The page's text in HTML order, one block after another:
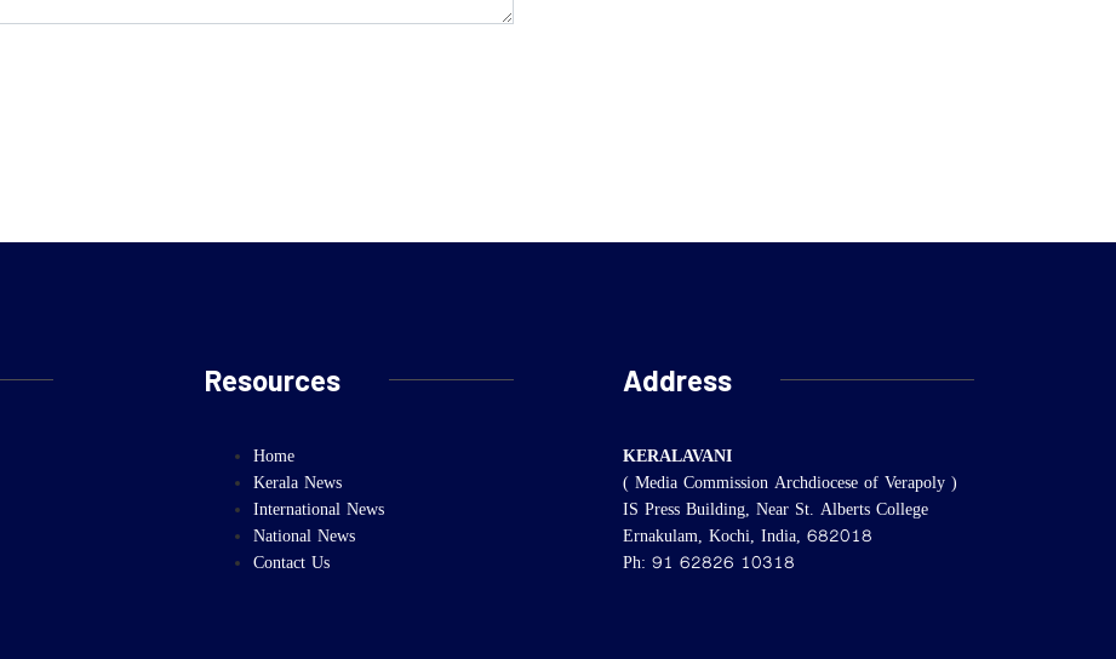
Resources
Home
Kerala News
International News
National News
Contact Us
Address
KERALAVANI
( Media Commission Archdiocese of Verapoly )
IS Press Building, Near St. Alberts College
Ernakulam, Kochi, India, 682018
Ph: 91 62826 10318